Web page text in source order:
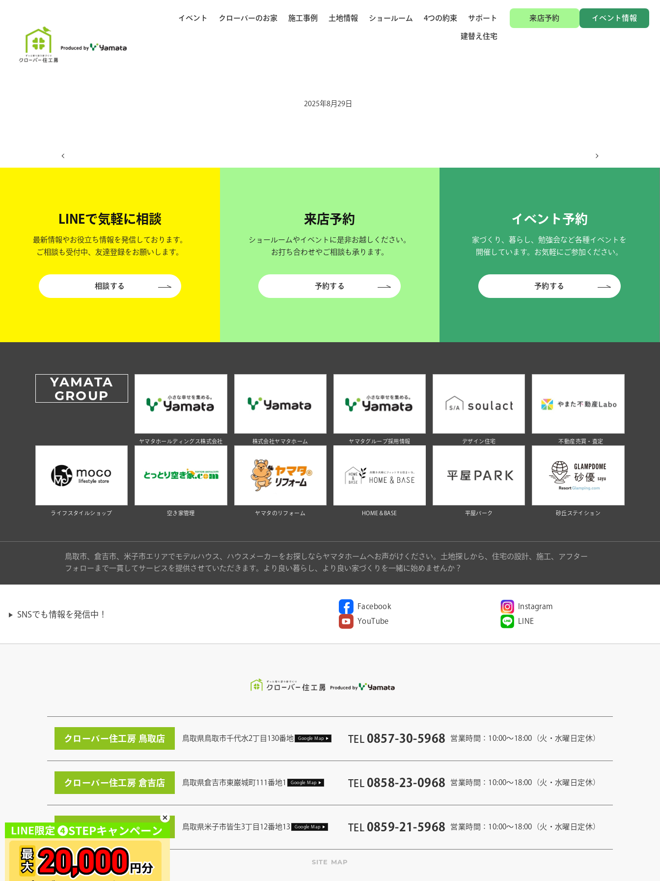
イベント クローバーのお家 施工事例 土地情報 ショールーム 4つの約束 サポート
建替え住宅
来店予約 イベント情報
ホーム イベント日程
2025年8月29日
LINEで気軽に相談
最新情報やお役立ち情報を発信しております。
ご相談も受付中、友達登録をお願いします。
相談する
来店予約
ショールームやイベントに是非お越しください。
お打ち合わせやご相談も承ります。
予約する
イベント予約
家づくり、暮らし、勉強会など各種イベントを
開催しています。お気軽にご参加ください。
予約する
YAMATA
GROUP
ヤマタホールディングス株式会社 株式会社ヤマタホーム ヤマタグループ採用情報 デザイン住宅 不動産売買・査定
ライフスタイルショップ 空き家管理 ヤマタのリフォーム HOME＆BASE 平屋パーク 砂丘ステイション
鳥取市、倉吉市、米子市エリアでモデルハウス、ハウスメーカーをお探しならヤマタホームへお声がけください。土地探しから、住宅の設計、施工、アフター
フォローまで一貫してサービスを提供させていただきます。より良い暮らし、より良い家づくりを一緒に始めませんか？
SNSでも情報を発信中！
Facebook
Instagram
YouTube
LINE
クローバー住工房 鳥取店 鳥取県鳥取市千代水2丁目130番地 Google Map TEL 0857-30-5968 営業時間：10:00〜18:00（火・水曜日定休）
クローバー住工房 倉吉店 鳥取県倉吉市東巌城町111番地1 Google Map TEL 0858-23-0968 営業時間：10:00〜18:00（火・水曜日定休）
クローバー住工房 米子店 鳥取県米子市皆生3丁目12番地13 Google Map TEL 0859-21-5968 営業時間：10:00〜18:00（火・水曜日定休）
SITE MAP